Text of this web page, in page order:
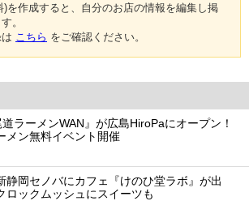
を作成すると、自分のお店の情報を編集し掲
。
こちら をご確認ください。
ラーメンWAN』が広島HiroPaにオープン！
メン無料イベント開催
静岡セノバにカフェ『けのひ堂ラボ』が出
ロックムッシュにスイーツも